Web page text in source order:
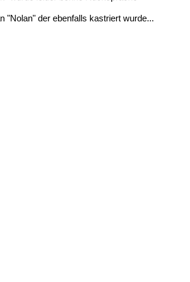
"Nolan" der ebenfalls kastriert wurde...